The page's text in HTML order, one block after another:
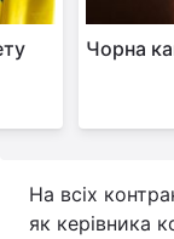
Чорна
На всіх
як керівника